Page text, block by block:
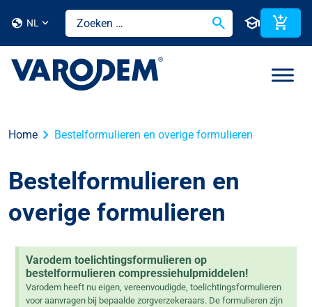
globe NL search school add_shopping_cart
Home chevron_right Bestelformulieren en overige formulieren
Bestelformulieren en
overige formulieren
Varodem toelichtingsformulieren op
bestelformulieren compressiehulpmiddelen!
Varodem heeft nu eigen, vereenvoudigde, toelichtingsformulieren
voor aanvragen bij bepaalde zorgverzekeraars. De formulieren zijn